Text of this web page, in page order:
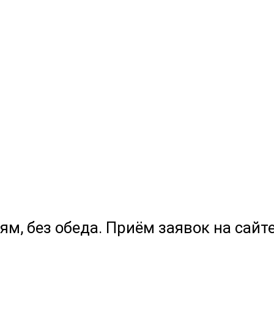
без обеда. Приём заявок на